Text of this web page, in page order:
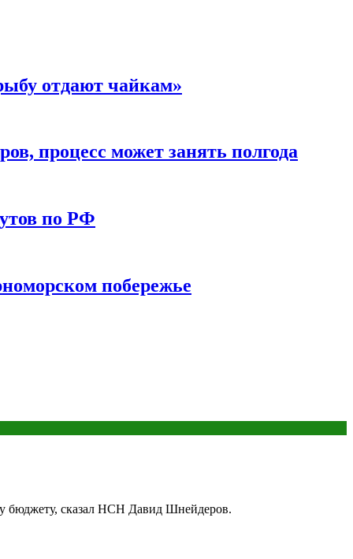
отдают чайкам»
процесс может занять полгода
по РФ
побережье
бюджету, сказал НСН Давид Шнейдеров.